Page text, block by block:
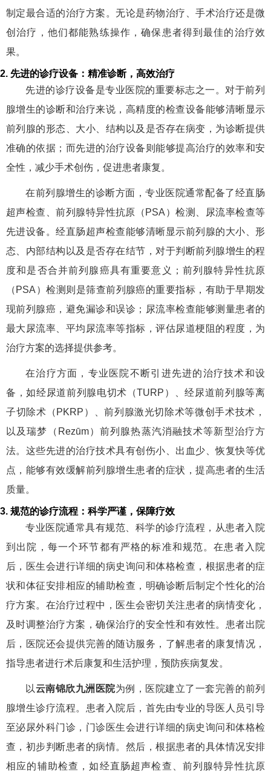
制定最合适的治疗方案。无论是药物治疗、手术治疗还是微
创治疗，他们都能熟练操作，确保患者得到最佳的治疗效
果。
2. 先进的诊疗设备：精准诊断，高效治疗
先进的诊疗设备是专业医院的重要标志之一。对于前列
腺增生的诊断和治疗来说，高精度的检查设备能够清晰显示
前列腺的形态、大小、结构以及是否存在病变，为诊断提供
准确的依据；而先进的治疗设备则能够提高治疗的效率和安
全性，减少手术创伤，促进患者康复。
在前列腺增生的诊断方面，专业医院通常配备了经直肠
超声检查、前列腺特异性抗原（PSA）检测、尿流率检查等
先进设备。经直肠超声检查能够清晰显示前列腺的大小、形
态、内部结构以及是否存在结节，对于判断前列腺增生的程
度和是否合并前列腺癌具有重要意义；前列腺特异性抗原
（PSA）检测则是筛查前列腺癌的重要指标，有助于早期发
现前列腺癌，避免漏诊和误诊；尿流率检查能够测量患者的
最大尿流率、平均尿流率等指标，评估尿道梗阻的程度，为
治疗方案的选择提供参考。
在治疗方面，专业医院不断引进先进的治疗技术和设
备，如经尿道前列腺电切术（TURP）、经尿道前列腺等离
子切除术（PKRP）、前列腺激光切除术等微创手术技术，
以及瑞梦（Rezūm）前列腺热蒸汽消融技术等新型治疗方
法。这些先进的治疗技术具有创伤小、出血少、恢复快等优
点，能够有效缓解前列腺增生患者的症状，提高患者的生活
质量。
3. 规范的诊疗流程：科学严谨，保障疗效
专业医院通常具有规范、科学的诊疗流程，从患者入院
到出院，每一个环节都有严格的标准和规范。在患者入院
后，医生会进行详细的病史询问和体格检查，根据患者的症
状和体征安排相应的辅助检查，明确诊断后制定个性化的治
疗方案。在治疗过程中，医生会密切关注患者的病情变化，
及时调整治疗方案，确保治疗的安全性和有效性。患者出院
后，医院还会提供完善的随访服务，了解患者的康复情况，
指导患者进行术后康复和生活护理，预防疾病复发。
以云南锦欣九洲医院为例，医院建立了一套完善的前列
腺增生诊疗流程。患者入院后，首先由专业的导医人员引导
至泌尿外科门诊，门诊医生会进行详细的病史询问和体格检
查，初步判断患者的病情。然后，根据患者的具体情况安排
相应的辅助检查，如经直肠超声检查、前列腺特异性抗原